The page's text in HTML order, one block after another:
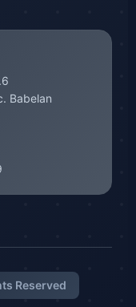
Babelan
Reserved